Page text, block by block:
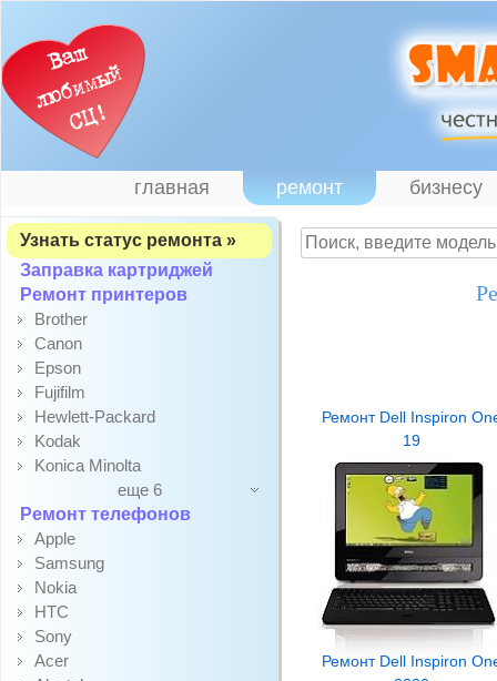
главная ремонт бизнесу
Узнать статус ремонта »
Заправка картриджей
Ремонт принтеров
Brother
Canon
Epson
Fujifilm
Hewlett-Packard
Kodak
Konica Minolta
еще 6
Ремонт телефонов
Apple
Samsung
Nokia
HTC
Sony
Acer
Ремонт Dell Inspiron
19
Ремонт Dell Inspiron